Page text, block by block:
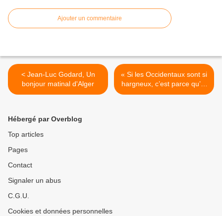
Ajouter un commentaire
< Jean-Luc Godard, Un
bonjour matinal d'Alger
« Si les Occidentaux sont si
hargneux, c’est parce qu’ils
voient s’effriter leur
Hébergé par Overblog
Top articles
Pages
Contact
Signaler un abus
C.G.U.
Cookies et données personnelles